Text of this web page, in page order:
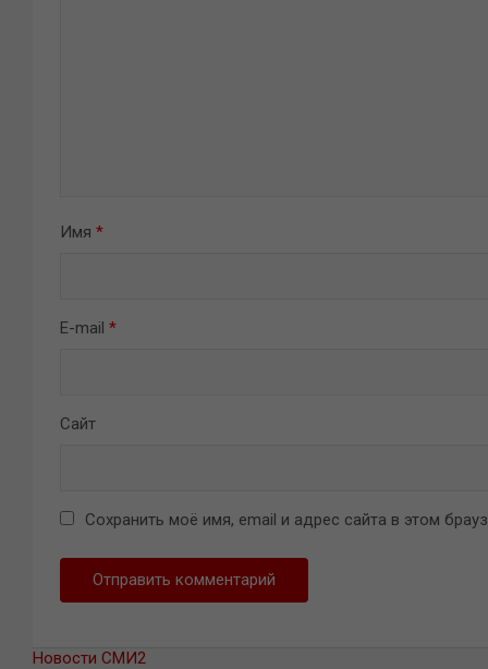
Имя *
E-mail *
Сайт
Сохранить моё имя, email и адрес сайта в этом
Новости СМИ2